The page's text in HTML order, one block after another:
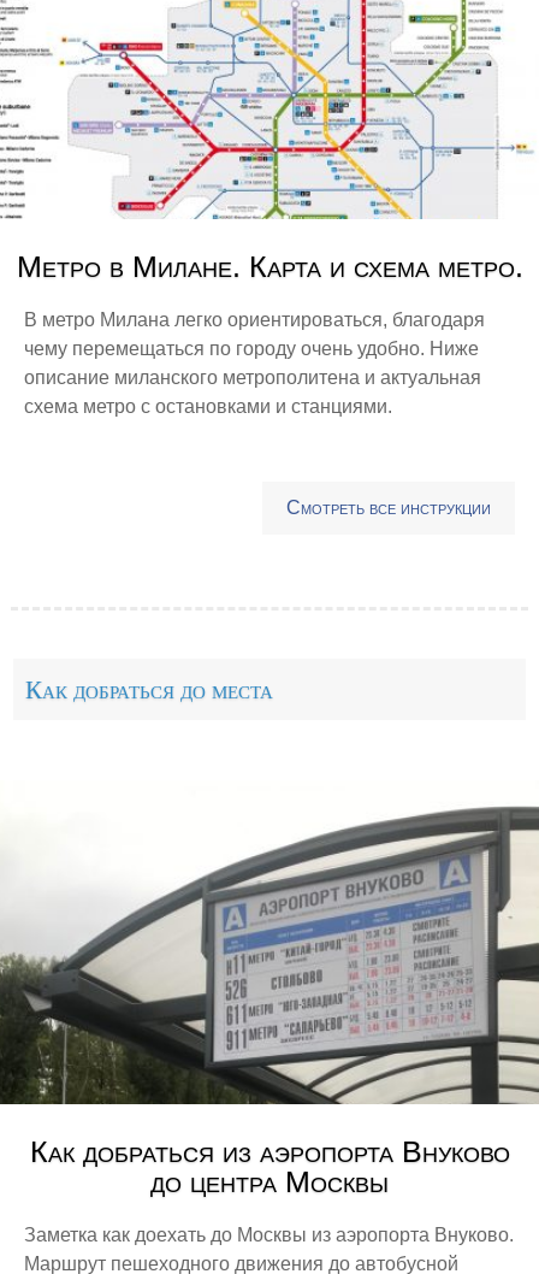
Метро в Милане. Карта и схема метро.
В метро Милана легко ориентироваться, благодаря
чему перемещаться по городу очень удобно. Ниже
описание миланского метрополитена и актуальная
схема метро с остановками и станциями.
Смотреть все инструкции
Как добраться до места
Как добраться из аэропорта Внуково
до центра Москвы
Заметка как доехать до Москвы из аэропорта Внуково.
Маршрут пешеходного движения до автобусной